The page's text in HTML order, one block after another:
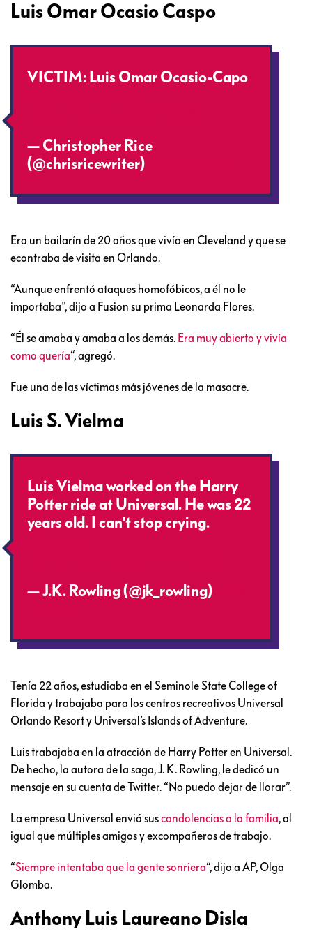
Luis Omar Ocasio Caspo
VICTIM: Luis Omar Ocasio-Capo
— Christopher Rice
(@chrisricewriter)
Era un bailarín de 20 años que vivía en Cleveland y que se
econtraba de visita en Orlando.
“Aunque enfrentó ataques homofóbicos, a él no le
importaba”, dijo a Fusion su prima Leonarda Flores.
“Él se amaba y amaba a los demás. Era muy abierto y vivía
como quería“, agregó.
Fue una de las víctimas más jóvenes de la masacre.
Luis S. Vielma
Luis Vielma worked on the Harry
Potter ride at Universal. He was 22
years old. I can't stop crying.
— J.K. Rowling (@jk_rowling)
Tenía 22 años, estudiaba en el Seminole State College of
Florida y trabajaba para los centros recreativos Universal
Orlando Resort y Universal’s Islands of Adventure.
Luis trabajaba en la atracción de Harry Potter en Universal.
De hecho, la autora de la saga, J. K. Rowling, le dedicó un
mensaje en su cuenta de Twitter. “No puedo dejar de llorar”.
La empresa Universal envió suscondolencias a la familia, al
igual que múltiples amigos y excompañeros de trabajo.
“Siempre intentaba que la gente sonriera“, dijo a AP, Olga
Glomba.
Anthony Luis Laureano Disla